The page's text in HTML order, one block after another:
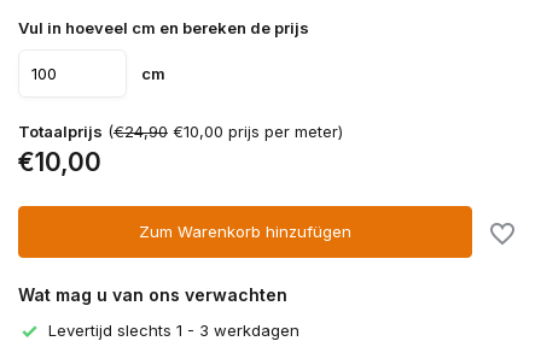
Vul in hoeveel cm en bereken de prijs
cm
Totaalprijs (€24,90 €10,00 prijs per meter)
€10,00
Zum Warenkorb hinzufügen
Wat mag u van ons verwachten
Levertijd slechts 1 - 3 werkdagen